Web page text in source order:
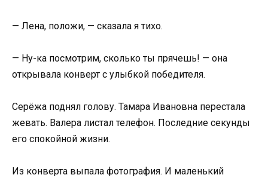
— Лена, положи, — сказала я тихо.
— Ну-ка посмотрим, сколько ты прячешь! — она
открывала конверт с улыбкой победителя.
Серёжа поднял голову. Тамара Ивановна перестала
жевать. Валера листал телефон. Последние секунды
его спокойной жизни.
Из конверта выпала фотография. И маленький